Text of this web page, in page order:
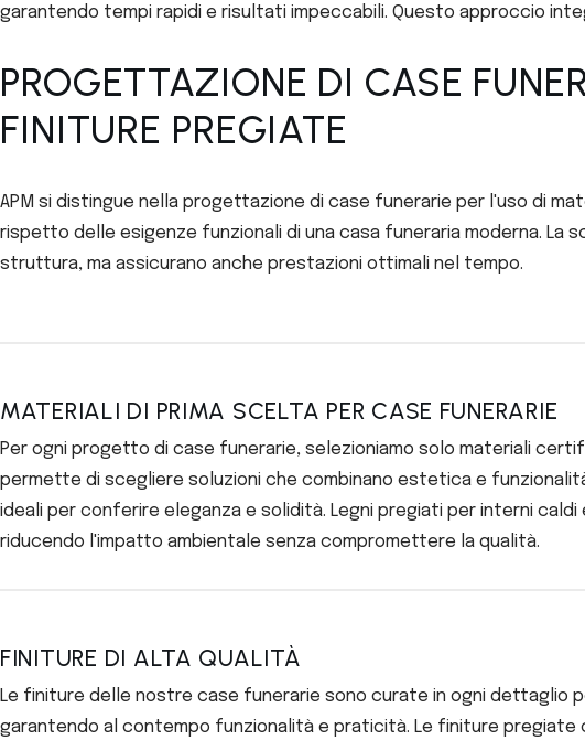
garantendo tempi rapidi e risultati impeccabili. Questo approccio
PROGETTAZIONE DI CASE
FINITURE PREGIATE
APM si distingue nella progettazione di case funerarie per l'uso di
rispetto delle esigenze funzionali di una casa funeraria moderna.
struttura, ma assicurano anche prestazioni ottimali nel tempo.
MATERIALI DI PRIMA SCELTA PER CASE FUNERARIE
Per ogni progetto di case funerarie, selezioniamo solo materiali
permette di scegliere soluzioni che combinano estetica e
ideali per conferire eleganza e solidità. Legni pregiati per interni
riducendo l'impatto ambientale senza compromettere la qualità.
FINITURE DI ALTA QUALITÀ
Le finiture delle nostre case funerarie sono curate in ogni
garantendo al contempo funzionalità e praticità. Le finiture